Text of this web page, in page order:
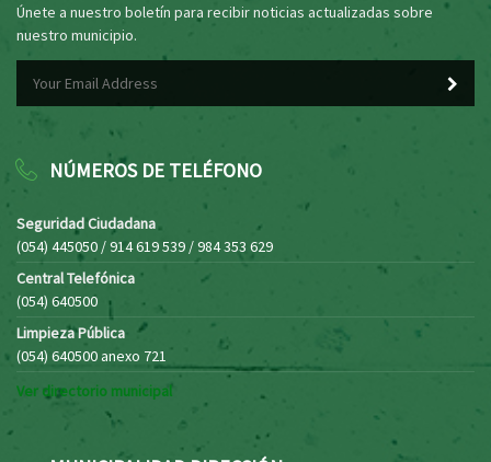
Únete a nuestro boletín para recibir noticias actualizadas sobre
nuestro municipio.
NÚMEROS DE TELÉFONO
Seguridad Ciudadana
(054) 445050 / 914 619 539 / 984 353 629
Central Telefónica
(054) 640500
Limpieza Pública
(054) 640500 anexo 721
Ver directorio municipal